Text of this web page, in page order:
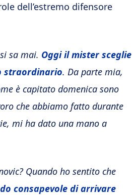
dell’estremo difensore
sa mai. Oggi il mister sceglie
straordinario. Da parte mia,
è capitato domenica sono
che abbiamo fatto durante
mi ha dato una mano a
Quando ho sentito che
consapevole di arrivare